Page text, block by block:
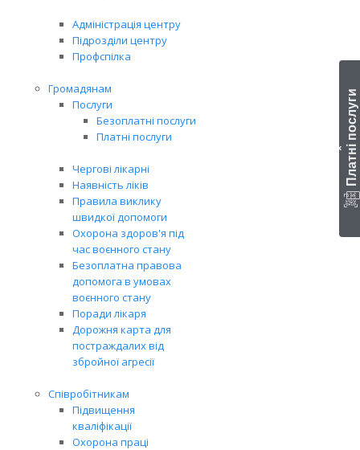
Адміністрація центру
Підрозділи центру
Профспілка
Громадянам
Послуги
Безоплатні послуги
Платні послуги
Чергові лікарні
Наявність ліків
Правила виклику
швидкої допомоги
Охорона здоров'я під
час воєнного стану
Безоплатна правова
допомога в умовах
воєнного стану
Поради лікаря
Дорожня карта для
постраждалих від
збройної агресії
Співробітникам
Підвищення
кваліфікації
Охорона праці
‹ Платні послуги